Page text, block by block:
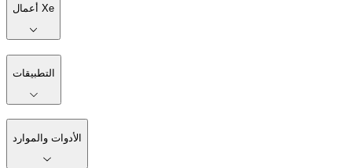
أعمال Xe
التطبيقات
الأدوات والموارد